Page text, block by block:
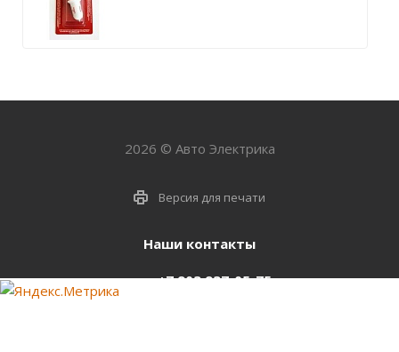
2026 © Авто Электрика
Версия для печати
Наши контакты
+7 903 937-05-75